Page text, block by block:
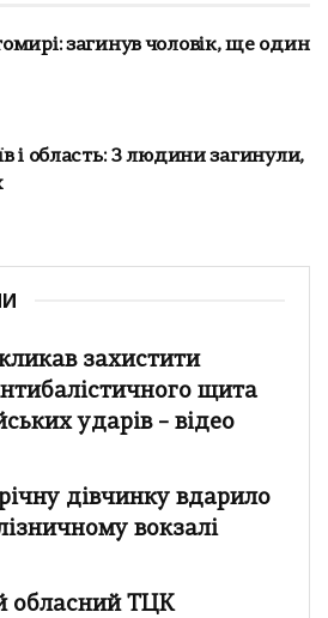
загинув чоловік, ще один
і область: 3 людини загинули,
захистити
щита
ударів – відео
дівчинку вдарило
вокзалі
обласний ТЦК